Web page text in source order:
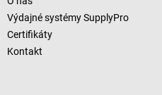
Výdajné systémy SupplyPro
Certifikáty
Kontakt